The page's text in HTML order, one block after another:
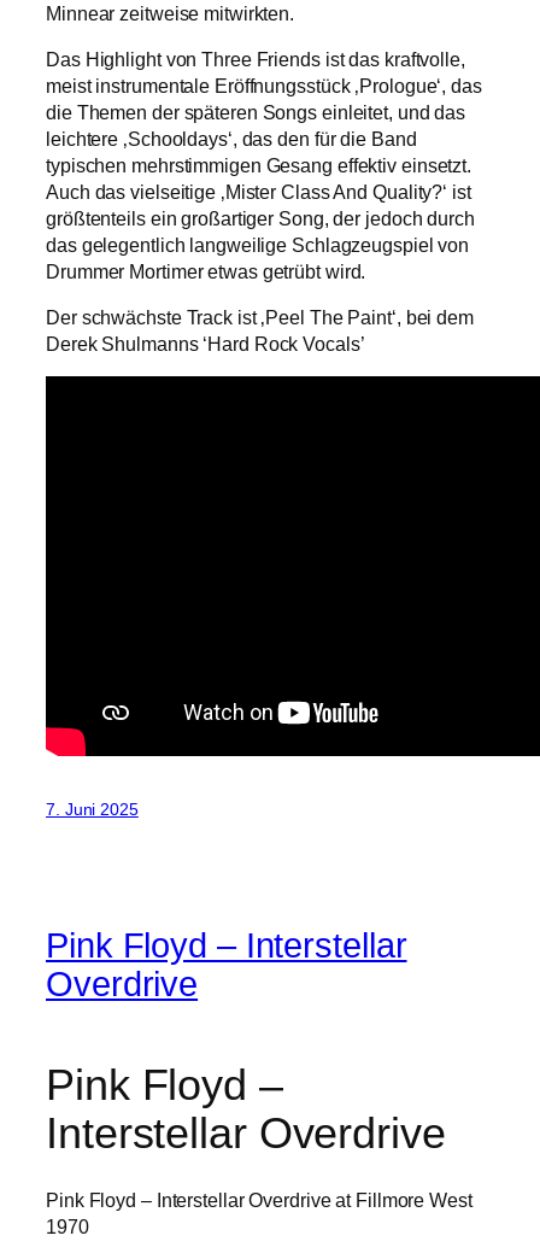
Minnear zeitweise mitwirkten.
Das Highlight von Three Friends ist das kraftvolle,
meist instrumentale Eröffnungsstück ‚Prologue‘, das
die Themen der späteren Songs einleitet, und das
leichtere ‚Schooldays‘, das den für die Band
typischen mehrstimmigen Gesang effektiv einsetzt.
Auch das vielseitige ‚Mister Class And Quality?‘ ist
größtenteils ein großartiger Song, der jedoch durch
das gelegentlich langweilige Schlagzeugspiel von
Drummer Mortimer etwas getrübt wird.
Der schwächste Track ist ‚Peel The Paint‘, bei dem
Derek Shulmanns ‘Hard Rock Vocals’
7. Juni 2025
Pink Floyd – Interstellar
Overdrive
Pink Floyd –
Interstellar Overdrive
Pink Floyd – Interstellar Overdrive at Fillmore West
1970